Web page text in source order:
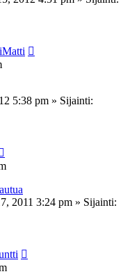
5:38 pm » Sijainti:
2011 3:24 pm » Sijainti: